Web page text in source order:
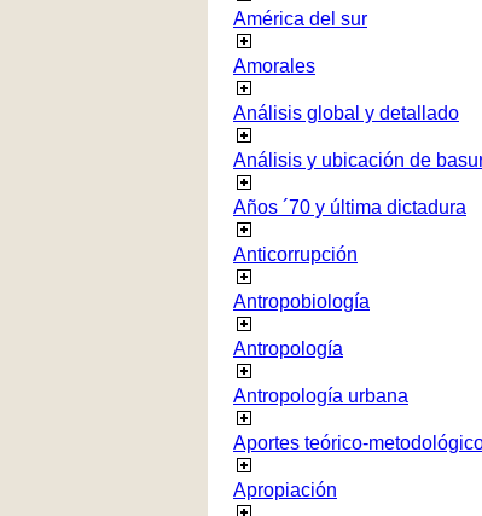
América del sur
Amorales
Análisis global y detallado
Análisis y ubicación de
Años ´70 y última dictadura
Anticorrupción
Antropobiología
Antropología
Antropología urbana
Aportes teórico-
Apropiación